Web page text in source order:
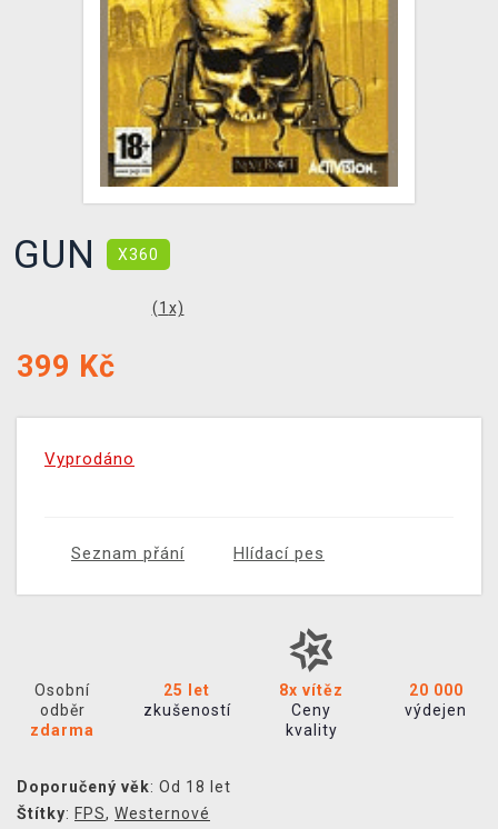
XZONE KLUB
TCG & BOARDGAME HUB
VÝKUP HER (BAZAR)
GUN X360
(1 x)
399 Kč
Vyprodáno
Seznam přání Hlídací pes
Osobní
odběr
zdarma
25 let
zkušeností
8x vítěz
Ceny
kvality
20 000
výdejen
Doporučený věk: Od 18 let
Štítky: FPS, Westernové